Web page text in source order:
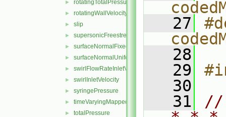
► rotatingTotalPressure
► rotatingWallVelocity
► slip
► supersonicFreestream
► surfaceNormalFixedValue
► surfaceNormalUniformFixedValue
► swirlFlowRateInletVelocity
► swirlInletVelocity
► syringePressure
► timeVaryingMappedFixedValue
► totalPressure
   27
   28
   29
   30
   31
//